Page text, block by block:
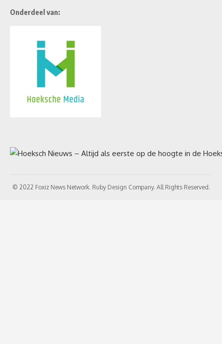
Onderdeel van:
© 2022 Foxiz News Network. Ruby Design Company. All Rights Reserved.